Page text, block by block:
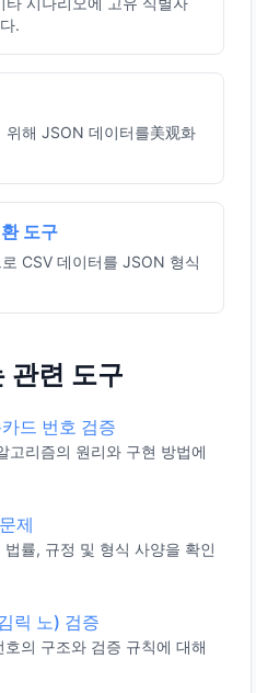
.
위해 JSON 데이터를美观화
도구
CSV 데이터를 JSON 형식
관련 도구
드 번호 검증
고리즘의 원리와 구현 방법에
제
률, 규정 및 형식 사양을 확인
릭 노) 검증
의 구조와 검증 규칙에 대해